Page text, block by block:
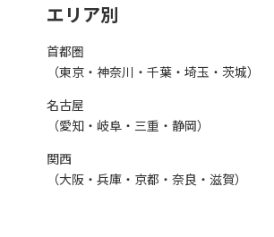
エリア別
首都圏
（東京・神奈川・千葉・埼玉・茨城）
名古屋
（愛知・岐阜・三重・静岡）
関西
（大阪・兵庫・京都・奈良・滋賀）